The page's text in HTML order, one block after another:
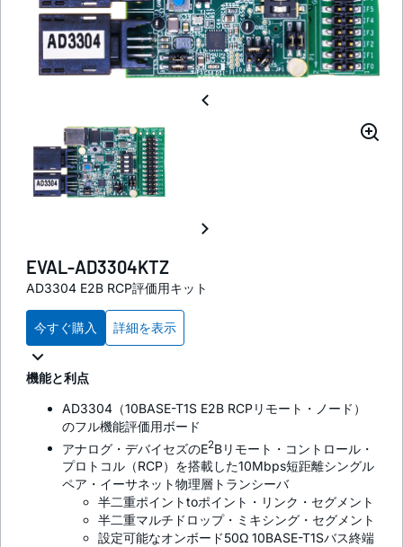
EVAL-AD3304KTZ
AD3304 E2B RCP評価用キット
今すぐ購入 詳細を表示
機能と利点
AD3304（10BASE-T1S E2B RCPリモート・ノード）
のフル機能評価用ボード
アナログ・デバイセズのE2Bリモート・コントロール・
プロトコル（RCP）を搭載した10Mbps短距離シングル
ペア・イーサネット物理層トランシーバ
半二重ポイントtoポイント・リンク・セグメント
半二重マルチドロップ・ミキシング・セグメント
設定可能なオンボード50Ω 10BASE-T1Sバス終端